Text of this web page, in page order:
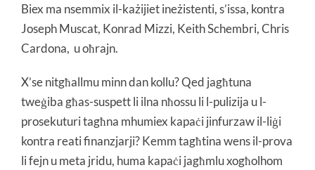
Biex ma nsemmix il-każijiet ineżistenti, s’issa, kontra
Joseph Muscat, Konrad Mizzi, Keith Schembri, Chris
Cardona, u oħrajn.
X’se nitgħallmu minn dan kollu? Qed jagħtuna
tweġiba għas-suspett li ilna nħossu li l-pulizija u l-
prosekuturi tagħna mhumiex kapaċi jinfurzaw il-liġi
kontra reati finanzjarji? Kemm tagħtina wens il-prova
li fejn u meta jridu, huma kapaċi jagħmlu xogħolhom